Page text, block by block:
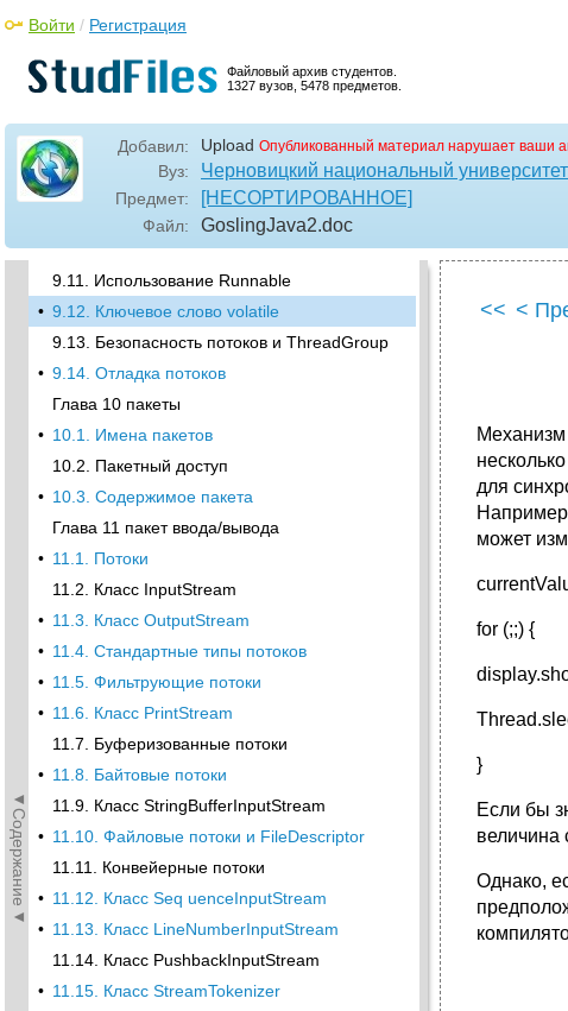
Файловый архив студентов.
1327 вузов, 5478 предметов.
Войти / Регистрация
Добавил: Upload Опубликованный материал нарушает ваши
Вуз: Черновицкий национальный
Предмет: [НЕСОРТИРОВАННОЕ]
Файл: GoslingJava2.doc
◄Содержание◄
• 9.3. Методы wait и notify
• 9.4. Подробности, касающиеся wait и notify
9.5. Планирование потоков
• 9.6. Взаимная блокировка
9.7. Приостановка потоков
• 9.8. Прерывание потока
9.9. Завершение работы потока
• 9.10. Завершение приложения
9.11. Использование Runnable
• 9.12. Ключевое слово volatile
9.13. Безопасность потоков и ThreadGroup
• 9.14. Отладка потоков
Глава 10 пакеты
• 10.1. Имена пакетов
10.2. Пакетный доступ
• 10.3. Содержимое пакета
Глава 11 пакет ввода/вывода
• 11.1. Потоки
11.2. Класс InputStream
• 11.3. Класс OutputStream
• 11.4. Стандартные типы потоков
• 11.5. Фильтрующие потоки
• 11.6. Класс PrintStream
11.7. Буферизованные потоки
• 11.8. Байтовые потоки
11.9. Класс StringBufferInputStream
• 11.10. Файловые потоки и FileDescriptor
11.11. Конвейерные потоки
• 11.12. Класс Seq uenceInputStream
• 11.13. Класс LineNumberInputStream
11.14. Класс PushbackInputStream
• 11.15. Класс StreamTokenizer
<< <
Механизм
для
может
for (;;) {
}
Если бы
величина
Однако,